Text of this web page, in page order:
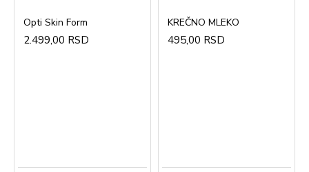
Opti Skin Form
2.499,00 RSD
KREČNO MLEKO
495,00 RSD